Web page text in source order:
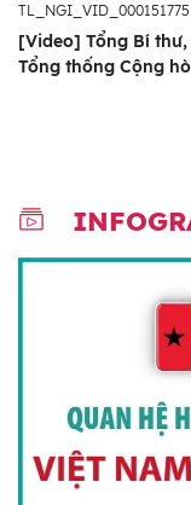
TL_NGI_VID_000151775
[Video] Tổng Bí
Tổng thống Cộng